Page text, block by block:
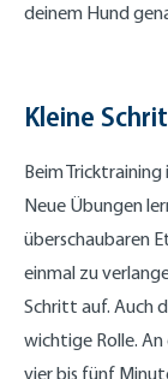
deinem Hund
Kleine
Beim
Neue Übungen
überschaubaren
einmal zu
Schritt auf. Auch
wichtige Rolle. An
vier bis fünf